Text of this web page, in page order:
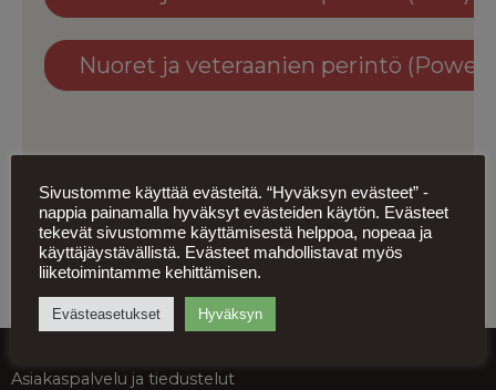
Nuoret ja veteraanien perintö
Varaa vierailu
Takaisin
Asiakaspalvelu ja tiedustelut
Sivustomme käyttää evästeitä. “Hyväksyn evästeet” -
nappia painamalla hyväksyt evästeiden käytön. Evästeet
tekevät sivustomme käyttämisestä helppoa, nopeaa ja
käyttäjäystävällistä. Evästeet mahdollistavat myös
liiketoimintamme kehittämisen.
Evästeasetukset Hyväksyn